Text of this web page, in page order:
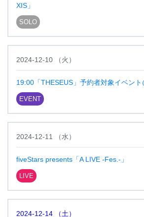
XIS」
SOLO
2024-12-10 （火 ）
19:00「THESEUS」予約者対象イベン
EVENT
2024-12-11 （水）
fiveStars presents「A LIVE -Fes.-」
LIVE
2024-12-14 （土）